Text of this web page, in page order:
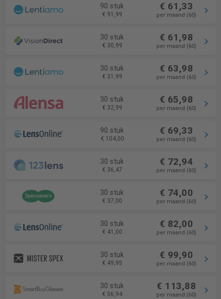
90 stuk
€ 91,99
€ 61,33
per maand (60)
30 stuk
€ 30,99
€ 61,98
per maand (60)
30 stuk
€ 31,99
€ 63,98
per maand (60)
30 stuk
€ 32,99
€ 65,98
per maand (60)
90 stuk
€ 104,00
€ 69,33
per maand (60)
30 stuk
€ 36,47
€ 72,94
per maand (60)
30 stuk
€ 37,00
€ 74,00
per maand (60)
30 stuk
€ 41,00
€ 82,00
per maand (60)
30 stuk
€ 49,95
€ 99,90
per maand (60)
30 stuk
€ 56,94
€ 113,88
per maand (60)